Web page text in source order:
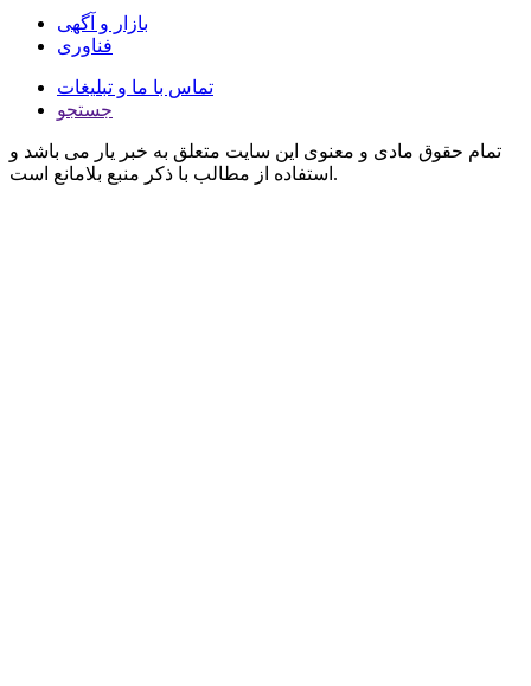
بازار و آگهی
فناوری
تماس با ما و تبلیغات
جستجو
تمام حقوق مادی و معنوی این سایت متعلق به خبر یار می باشد و
استفاده از مطالب با ذکر منبع بلامانع است.